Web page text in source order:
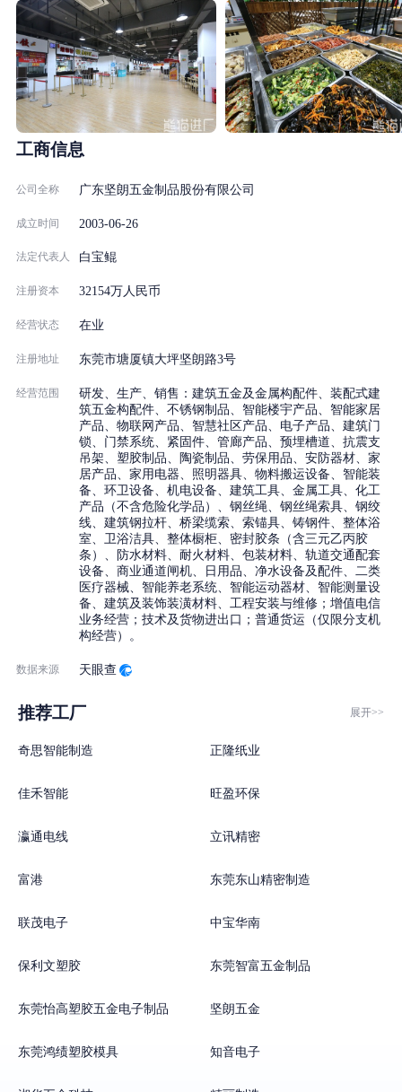
使命：
一切为了改善人类的居住环境，让坚朗成为高品质的代名词
核心价值观：
尊重科学和我们的社会环境，以卓越的品质和价值满足客户，通过
持续的、高质量的增长成为人们尊敬的企业典范，成为员工引以为
豪、愿意成为其中一份子的优秀企业。
1、2003年1月被选为中国建筑装饰协会第五届理事会常务理事单
位；
3、2003年9月顺利通过了英国BSI公司的ISO9000的质量管理体系国
际性认证；
全国建筑装饰装修材料知名品牌；
5、2004年8月被选为建设部幕墙门窗标准化技术委员会副主任委员
6、2002-2004年连续两届荣获深圳纳税百佳民营企业；
7、2003-2008年连续六年荣获中国建筑装饰协会铝制品委员会颁发
的点支式玻璃幕墙配件为推荐产品；
8、2006-2008年连续三年荣获中国建筑装饰协会幕墙工程委员会颁
发的门窗五金配件为推荐产品；
9、2005年3月荣获中国建筑金属结构协会铝门窗幕墙委员会颁布的
中国建筑幕墙行业近十年来可持续发展优秀企业；
10、2006年荣获中国建筑装饰协会幕墙工程委员会颁发的推动幕墙
行业健康发展单位；
11、2006年荣获中国建筑装饰协会颁发的建筑装饰百强企业推荐建
12、2006年11月荣获中国建筑装饰协会颁发的全国建筑装饰行业信
息化先进单位；
14、荣获建设部幕墙门窗标准化技术委员会颁发的在幕墙门窗标准
15、2007年7月荣获由“东莞市工商行政管理局颁发的‘守合同重信用
企业’荣誉证书”。
通过，批准为“塑料门窗五金配件”定点生产企业。
革开放 30年建筑幕墙行业功勋企业”。
19、2008年，荣获《中国房地产最佳供应商“2008年度节能建筑推荐
工商信息
公司全称 广东坚朗五金制品股份有限公司
成立时间 2003-06-26
法定代表人 白宝鲲
注册资本 32154万人民币
经营状态 在业
注册地址 东莞市塘厦镇大坪坚朗路3号
经营范围
研发、生产、销售：建筑五金及金属构配件、装配式建
筑五金构配件、不锈钢制品、智能楼宇产品、智能家居
产品、物联网产品、智慧社区产品、电子产品、建筑门
锁、门禁系统、紧固件、管廊产品、预埋槽道、抗震支
吊架、塑胶制品、陶瓷制品、劳保用品、安防器材、家
居产品、家用电器、照明器具、物料搬运设备、智能装
备、环卫设备、机电设备、建筑工具、金属工具、化工
产品（不含危险化学品）、钢丝绳、钢丝绳索具、钢绞
线、建筑钢拉杆、桥梁缆索、索锚具、铸钢件、整体浴
室、卫浴洁具、整体橱柜、密封胶条（含三元乙丙胶
条）、防水材料、耐火材料、包装材料、轨道交通配套
设备、商业通道闸机、日用品、净水设备及配件、二类
医疗器械、智能养老系统、智能运动器材、智能测量设
备、建筑及装饰装潢材料、工程安装与维修；增值电信
业务经营；技术及货物进出口；普通货运（仅限分支机
构经营）。
数据来源 天眼查
推荐工厂 展开>>
奇思智能制造 正隆纸业
佳禾智能 旺盈环保
瀛通电线 立讯精密
富港 东莞东山精密制造
联茂电子 中宝华南
保利文塑胶 东莞智富五金制品
东莞怡高塑胶五金电子制品 坚朗五金
东莞鸿绩塑胶模具 知音电子